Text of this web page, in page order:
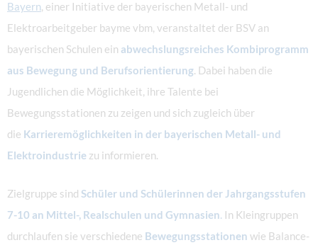
Bayern, einer Initiative der bayerischen Metall- und
Elektroarbeitgeber bayme vbm, veranstaltet der BSV an
bayerischen Schulen ein abwechslungsreiches Kombiprogramm
aus Bewegung und Berufsorientierung. Dabei haben die
Jugendlichen die Möglichkeit, ihre Talente bei
Bewegungsstationen zu zeigen und sich zugleich über
die Karrieremöglichkeiten in der bayerischen Metall- und
Elektroindustrie zu informieren.
Zielgruppe sind Schüler und Schülerinnen der Jahrgangsstufen
7-10 an Mittel-, Realschulen und Gymnasien. In Kleingruppen
durchlaufen sie verschiedene Bewegungsstationen wie Balance-